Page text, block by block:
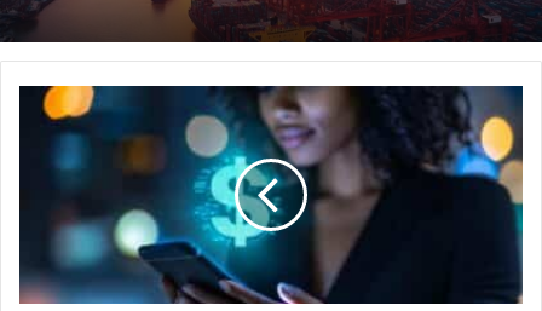
Мобильный
банкинг
США:
лучших
приложений
для
иммигрантов